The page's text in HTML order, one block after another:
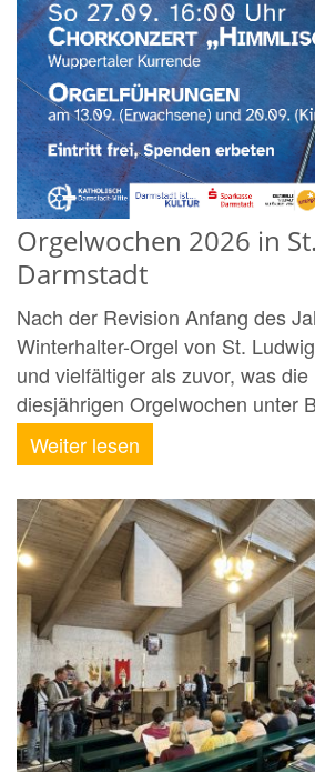
Orgelwochen 2026 in
Darmstadt
Nach der Revision Anfang des
Winterhalter-Orgel von St.
und vielfältiger als zuvor, was
diesjährigen Orgelwochen unter
Weiter lesen